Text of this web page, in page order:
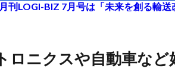
月刊LOGI-BIZ 7月号は「未来を創る輸
トロニクスや自動車な